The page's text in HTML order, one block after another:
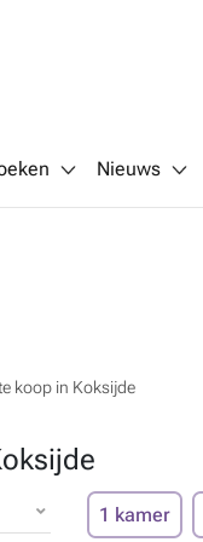
Nieuws
koop in Koksijde
1 kamer